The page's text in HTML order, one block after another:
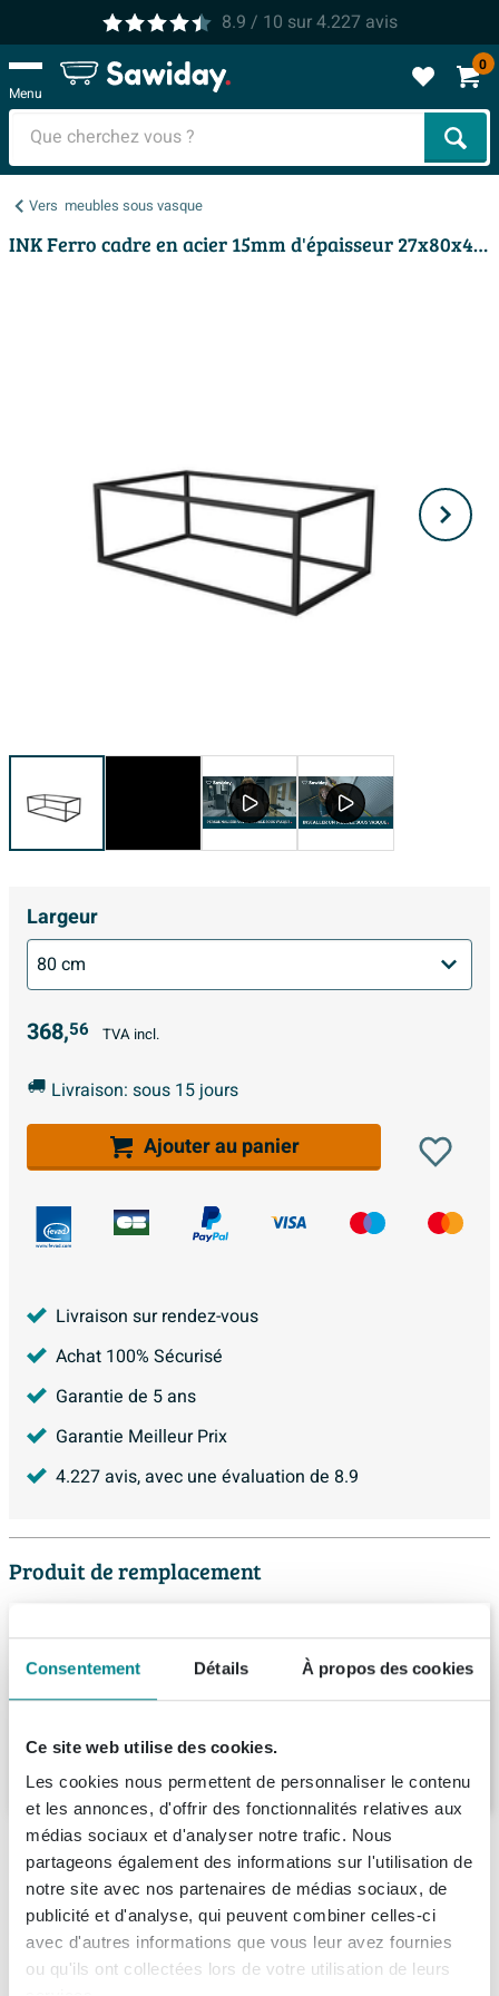
Consentement Détails À propos des cookies
Ce site web utilise des cookies.
Les cookies nous permettent de personnaliser le contenu
et les annonces, d'offrir des fonctionnalités relatives aux
médias sociaux et d'analyser notre trafic. Nous
partageons également des informations sur l'utilisation de
notre site avec nos partenaires de médias sociaux, de
publicité et d'analyse, qui peuvent combiner celles-ci
avec d'autres informations que vous leur avez fournies
ou qu'ils ont collectées lors de votre utilisation de leurs
8.9 / 10 sur4.227 avis
Menu
0
Vers meubles sous vasque
INK Ferro cadre en acier 15mm d'épaisseur 27x80x45cm Noir mat
Largeur
368,56 TVA incl.
Livraison: sous 15 jours
Ajouter au panier
Livraison sur rendez-vous
Achat 100% Sécurisé
Garantie de 5 ans
Garantie Meilleur Prix
4.227avis, avec une évaluation de 8.9
Produit de remplacement
INK Ferro cadre en acier 90x45x27cm pour
lavabos et armoires sous vasque INK 45
cm de profondeur
Livraison:1 - 2 semaines
391,
Description
INK Ferro lavabo - cadre 80x45x27cm - acier
noir mat
Le lavabo INK Ferro avec cadre en acier noir mat est un
Spécifications
Numéro d'article
SW207376
Fiches techniques